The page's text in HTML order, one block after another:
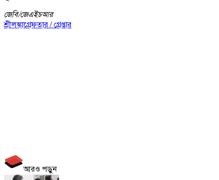
জেবি/জেএইচআর
শ্রীলঙ্কাগ্রেফতার / গ্রেপ্তার
আরও পড়ুন